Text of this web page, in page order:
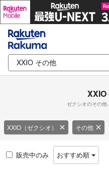
XXIO
ゼクシオのその他
XXIO（ゼクシオ） その他
販売中のみ おすすめ順